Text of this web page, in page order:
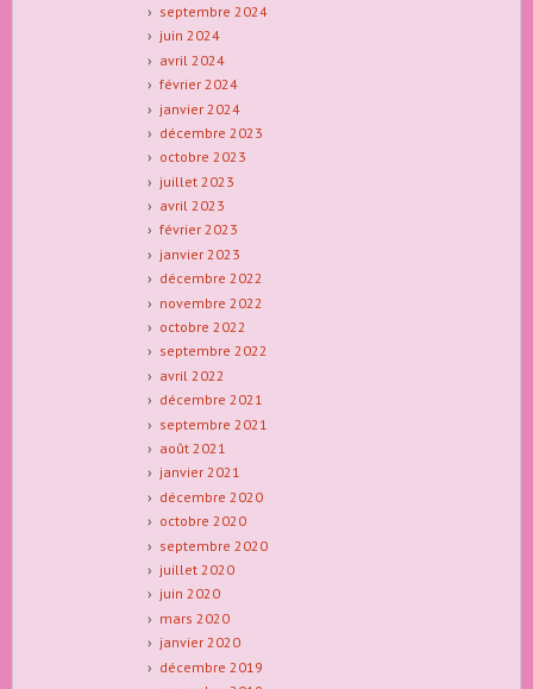
septembre 2024
juin 2024
avril 2024
février 2024
janvier 2024
décembre 2023
octobre 2023
juillet 2023
avril 2023
février 2023
janvier 2023
décembre 2022
novembre 2022
octobre 2022
septembre 2022
avril 2022
décembre 2021
septembre 2021
août 2021
janvier 2021
décembre 2020
octobre 2020
septembre 2020
juillet 2020
juin 2020
mars 2020
janvier 2020
décembre 2019